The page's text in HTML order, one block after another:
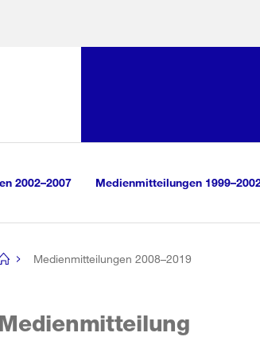
2002–2007 Medienmitteilungen
Medienmitteilungen 2008–2019